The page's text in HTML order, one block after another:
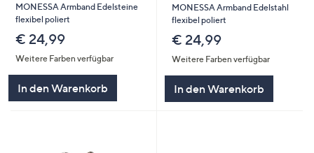
MONESSA Armband Edelsteine
flexibel poliert
€ 24,99
Weitere Farben verfügbar
In den Warenkorb
MONESSA Armband Edelstahl
flexibel poliert
€ 24,99
Weitere Farben verfügbar
In den Warenkorb